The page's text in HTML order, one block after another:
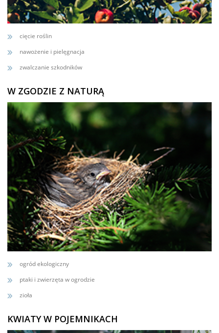
cięcie roślin
nawożenie i pielęgnacja
zwalczanie szkodników
W ZGODZIE Z NATURĄ
ogród ekologiczny
ptaki i zwierzęta w ogrodzie
zioła
KWIATY W POJEMNIKACH